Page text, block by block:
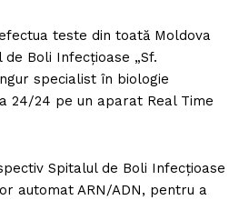
teste din toată Moldova
Boli Infecțioase „Sf.
specialist în biologie
24/24 pe un aparat Real Time
Spitalul de Boli Infecțioase
automat ARN/ADN, pentru a